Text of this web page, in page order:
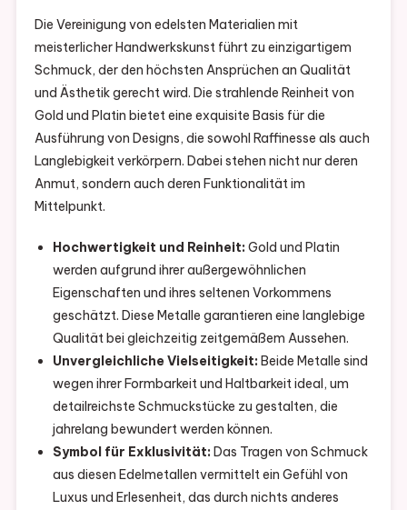
Die Vereinigung von edelsten Materialien mit
meisterlicher Handwerkskunst führt zu einzigartigem
Schmuck, der den höchsten Ansprüchen an Qualität
und Ästhetik gerecht wird. Die strahlende Reinheit von
Gold und Platin bietet eine exquisite Basis für die
Ausführung von Designs, die sowohl Raffinesse als auch
Langlebigkeit verkörpern. Dabei stehen nicht nur deren
Anmut, sondern auch deren Funktionalität im
Mittelpunkt.
Hochwertigkeit und Reinheit: Gold und Platin
werden aufgrund ihrer außergewöhnlichen
Eigenschaften und ihres seltenen Vorkommens
geschätzt. Diese Metalle garantieren eine langlebige
Qualität bei gleichzeitig zeitgemäßem Aussehen.
Unvergleichliche Vielseitigkeit: Beide Metalle sind
wegen ihrer Formbarkeit und Haltbarkeit ideal, um
detailreichste Schmuckstücke zu gestalten, die
jahrelang bewundert werden können.
Symbol für Exklusivität: Das Tragen von Schmuck
aus diesen Edelmetallen vermittelt ein Gefühl von
Luxus und Erlesenheit, das durch nichts anderes